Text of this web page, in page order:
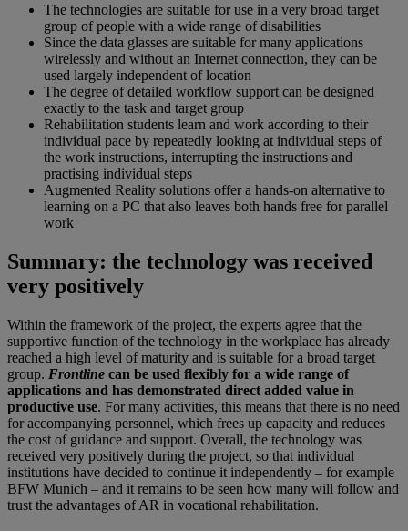
The technologies are suitable for use in a very broad target
group of people with a wide range of disabilities
Since the data glasses are suitable for many applications
wirelessly and without an Internet connection, they can be
used largely independent of location
The degree of detailed workflow support can be designed
exactly to the task and target group
Rehabilitation students learn and work according to their
individual pace by repeatedly looking at individual steps of
the work instructions, interrupting the instructions and
practising individual steps
Augmented Reality solutions offer a hands-on alternative to
learning on a PC that also leaves both hands free for parallel
work
Summary: the technology was received
very positively
Within the framework of the project, the experts agree that the
supportive function of the technology in the workplace has already
reached a high level of maturity and is suitable for a broad target
group. Frontline can be used flexibly for a wide range of
applications and has demonstrated direct added value in
productive use. For many activities, this means that there is no need
for accompanying personnel, which frees up capacity and reduces
the cost of guidance and support. Overall, the technology was
received very positively during the project, so that individual
institutions have decided to continue it independently – for example
BFW Munich – and it remains to be seen how many will follow and
trust the advantages of AR in vocational rehabilitation.